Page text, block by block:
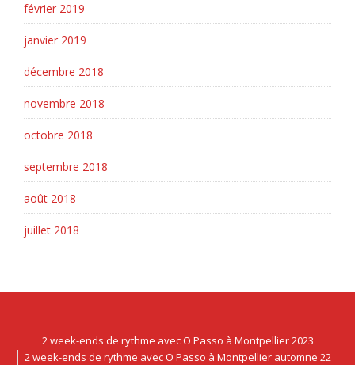
février 2019
janvier 2019
décembre 2018
novembre 2018
octobre 2018
septembre 2018
août 2018
juillet 2018
2 week-ends de rythme avec O Passo à Montpellier 2023
2 week-ends de rythme avec O Passo à Montpellier automne 22